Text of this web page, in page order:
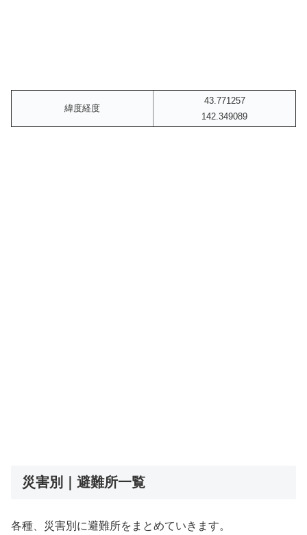
緯度経度
43.771257
142.349089
災害別｜避難所一覧
各種、災害別に避難所をまとめていきます。